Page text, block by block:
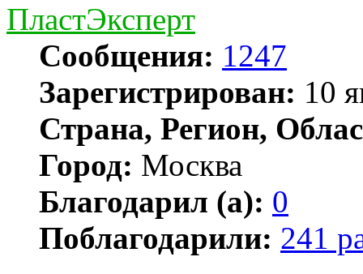
ПластЭксперт
Сообщения: 1247
Зарегистрирован: 10
Страна, Регион,
Город: Москва
Благодарил (а): 0
Поблагодарили: 241